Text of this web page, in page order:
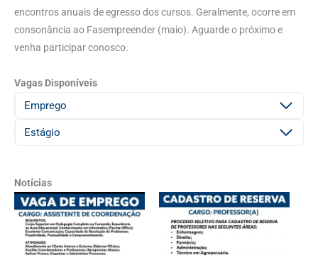
encontros anuais de egresso dos cursos. Geralmente, ocorre em
consonância ao Fasempreender (maio). Aguarde o próximo e
venha participar conosco.
Vagas Disponíveis
Emprego
Estágio
Notícias